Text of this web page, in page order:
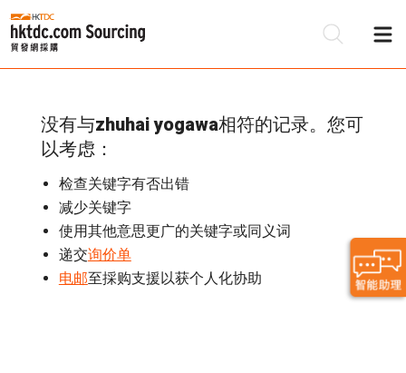
没有与zhuhai yogawa相符的记录。您可
以考虑：
检查关键字有否出错
减少关键字
使用其他意思更广的关键字或同义词
递交询价单
电邮至採购支援以获个人化协助